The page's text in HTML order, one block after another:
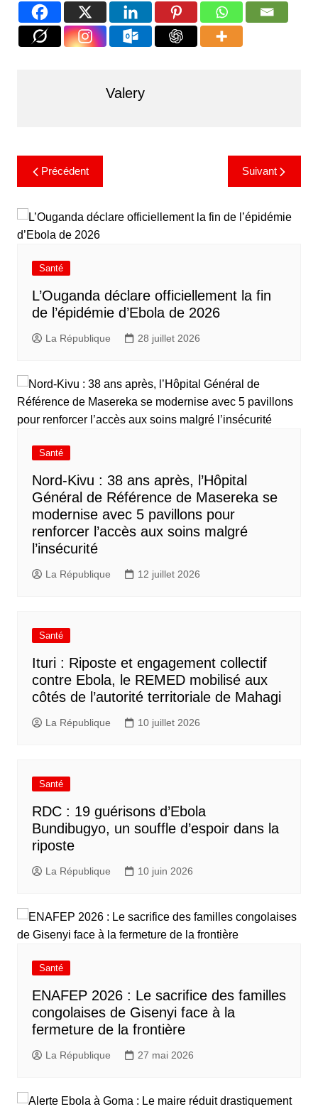
Valery
Précédent Suivant
Santé
L’Ouganda déclare officiellement la fin
de l’épidémie d’Ebola de 2026
La République 28 juillet 2026
Santé
Nord-Kivu : 38 ans après, l’Hôpital
Général de Référence de Masereka se
modernise avec 5 pavillons pour
renforcer l’accès aux soins malgré
l’insécurité
La République 12 juillet 2026
Santé
Ituri : Riposte et engagement collectif
contre Ebola, le REMED mobilisé aux
côtés de l’autorité territoriale de Mahagi
La République 10 juillet 2026
Santé
RDC : 19 guérisons d’Ebola
Bundibugyo, un souffle d’espoir dans la
riposte
La République 10 juin 2026
Santé
ENAFEP 2026 : Le sacrifice des familles
congolaises de Gisenyi face à la
fermeture de la frontière
La République 27 mai 2026